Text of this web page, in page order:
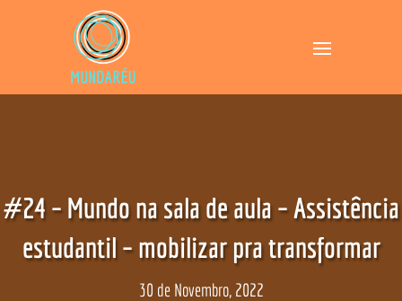
#24 – Mundo na sala de aula – Assistência
estudantil – mobilizar pra transformar
30 de Novembro, 2022